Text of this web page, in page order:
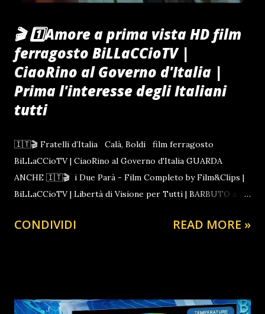
🎬 1️⃣Amore a prima vista HD film
ferragosto BiLLaCCioTV |
CiaoRino al Governo d'Italia |
Prima l'interesse degli Italiani
tutti
🇮🇹🎬 Fratelli d’Italia Calà, Boldi film ferragosto
BiLLaCCioTV | CiaoRino al Governo d'Italia GUARDA
ANCHE 🇮🇹🎬 i Due Parà - Film Completo by Film&Clips |
BiLLaCCioTV | Libertà di Visione per Tutti | BARBUTO a
marciare su Sora: il 25 e 26 ottobre ADESSO ONLINE
CONDIVIDI READ MORE »